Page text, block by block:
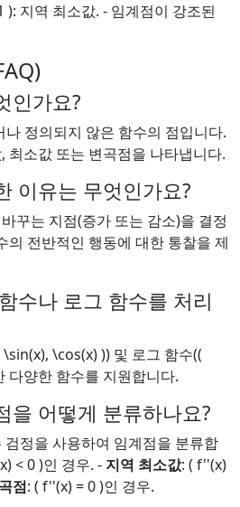
): 지역 최소값. - 임계점이 강조된
인가요?
정의되지 않은 함수의 점입니다.
최소값 또는 변곡점을 나타냅니다.
이유는 무엇인가요?
꾸는 지점(증가 또는 감소)을 결정
의 전반적인 행동에 대한 통찰을 제
수나 로그 함수를 처리
\cos(x) )) 및 로그 함수((
양한 함수를 지원합니다.
을 어떻게 분류하나요?
정을 사용하여 임계점을 분류합
< 0 )인 경우. - 지역 최소값: ( f''(x)
점: ( f''(x) = 0 )인 경우.